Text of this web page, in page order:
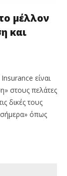
μέλλον
και
είναι
στους πελάτες
δικές τους
σήμερα» όπως